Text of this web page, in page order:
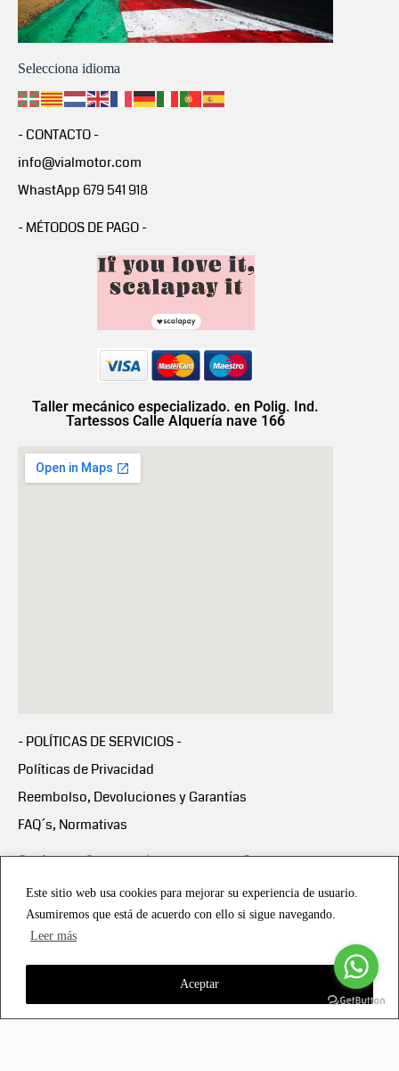
Este sitio web usa cookies para mejorar su experiencia de usuario.
Asumiremos que está de acuerdo con ello si sigue navegando.
Leer más
Aceptar
Selecciona idioma
- CONTACTO -
info@vialmotor.com
WhastApp 679 541 918
- MÉTODOS DE PAGO -
Taller mecánico especializado. en Polig. Ind.
Tartessos Calle Alquería nave 166
- POLÍTICAS DE SERVICIOS -
Políticas de Privacidad
Reembolso, Devoluciones y Garantías
FAQ´s, Normativas
Scalapay:Compra ahora y paga en 3 cuotas
Scalapay Política Privacidad
Copyright © 2021 all rights reserved - Vialmotor